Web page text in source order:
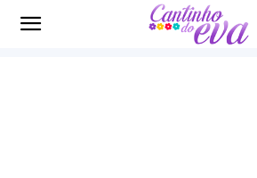
Cantinho